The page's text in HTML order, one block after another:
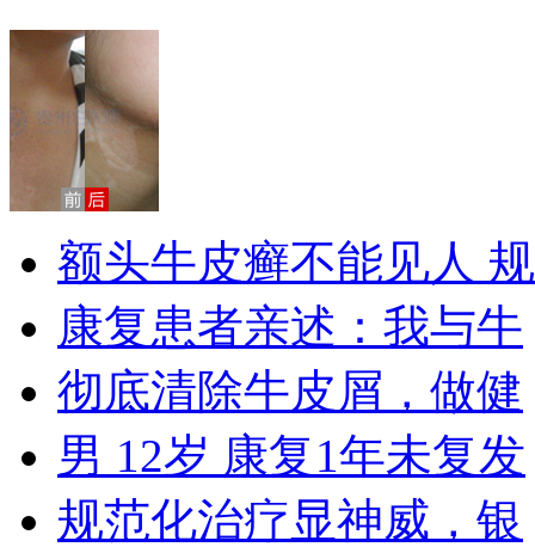
额头牛皮癣不能见人 规
康复患者亲述：我与牛
彻底清除牛皮屑，做健
男 12岁 康复1年未复发
规范化治疗显神威，银